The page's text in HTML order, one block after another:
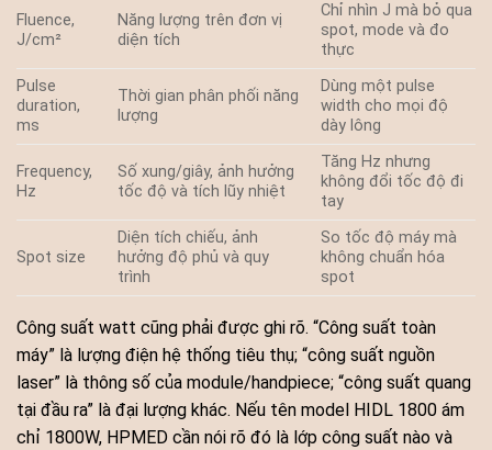
Fluence,
J/cm²
Năng lượng trên đơn vị
diện tích
Chỉ nhìn J mà bỏ qua
spot, mode và đo
thực
Pulse
duration,
ms
Thời gian phân phối năng
lượng
Dùng một pulse
width cho mọi độ
dày lông
Frequency,
Hz
Số xung/giây, ảnh hưởng
tốc độ và tích lũy nhiệt
Tăng Hz nhưng
không đổi tốc độ đi
tay
Spot size
Diện tích chiếu, ảnh
hưởng độ phủ và quy
trình
So tốc độ máy mà
không chuẩn hóa
spot
Công suất watt cũng phải được ghi rõ. “Công suất toàn
máy” là lượng điện hệ thống tiêu thụ; “công suất nguồn
laser” là thông số của module/handpiece; “công suất quang
tại đầu ra” là đại lượng khác. Nếu tên model HIDL 1800 ám
chỉ 1800W, HPMED cần nói rõ đó là lớp công suất nào và